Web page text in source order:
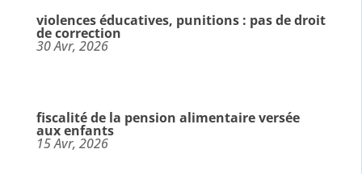
violences éducatives, punitions : pas de droit
de correction
30 Avr, 2026
fiscalité de la pension alimentaire versée
aux enfants
15 Avr, 2026